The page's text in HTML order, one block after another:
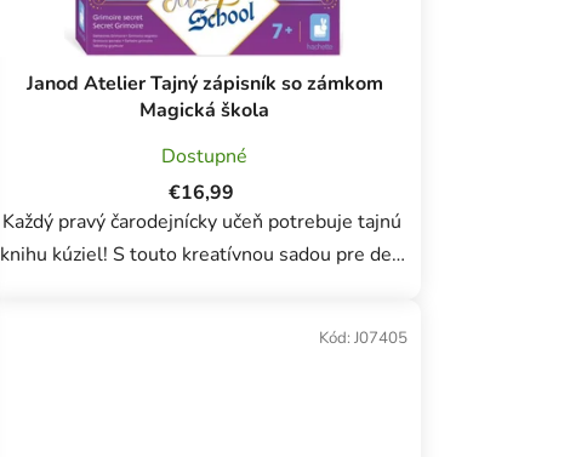
k
t
o
v
Janod Atelier Tajný zápisník so zámkom
Magická škola
Dostupné
€16,99
Každý pravý čarodejnícky učeň potrebuje tajnú
knihu kúziel! S touto kreatívnou sadou pre deti
Kód: J07405